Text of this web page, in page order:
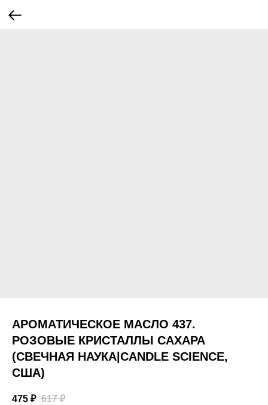
АРОМАТИЧЕСКОЕ МАСЛО 437.
РОЗОВЫЕ КРИСТАЛЛЫ САХАРА
(СВЕЧНАЯ НАУКА|CANDLE SCIENCE,
США)
475 ₽ 617 ₽